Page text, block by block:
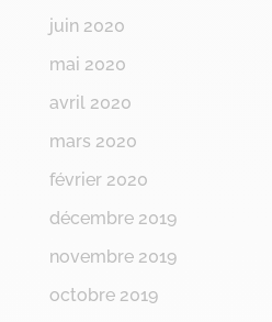
juin 2020
mai 2020
avril 2020
mars 2020
février 2020
décembre 2019
novembre 2019
octobre 2019